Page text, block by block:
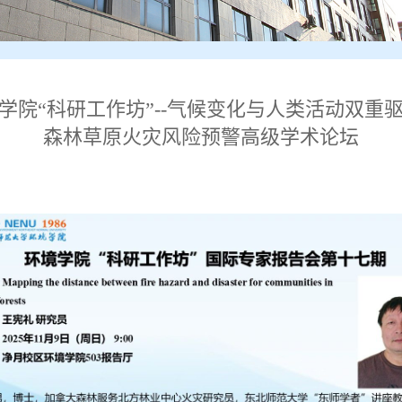
院“科研工作坊”--气候变化与人类活动双重
森林草原火灾风险预警高级学术论坛